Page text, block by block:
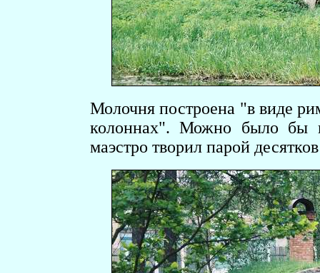
Молочня построена "в виде
колоннах". Можно было бы
маэстро творил парой